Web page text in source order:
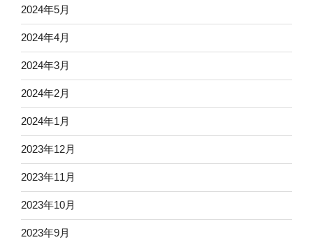
2024年5月
2024年4月
2024年3月
2024年2月
2024年1月
2023年12月
2023年11月
2023年10月
2023年9月